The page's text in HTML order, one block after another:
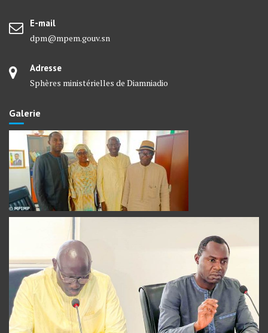
E-mail
dpm@mpem.gouv.sn
Adresse
Sphères ministérielles de Diamniadio
Galerie